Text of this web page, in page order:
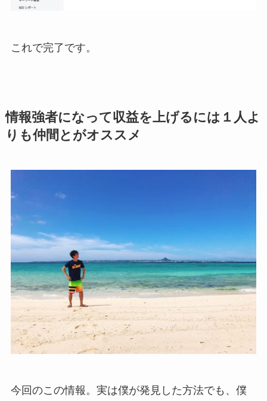
これで完了です。
情報強者になって収益を上げるには１人よ
りも仲間とがオススメ
今回のこの情報。実は僕が発見した方法でも、僕